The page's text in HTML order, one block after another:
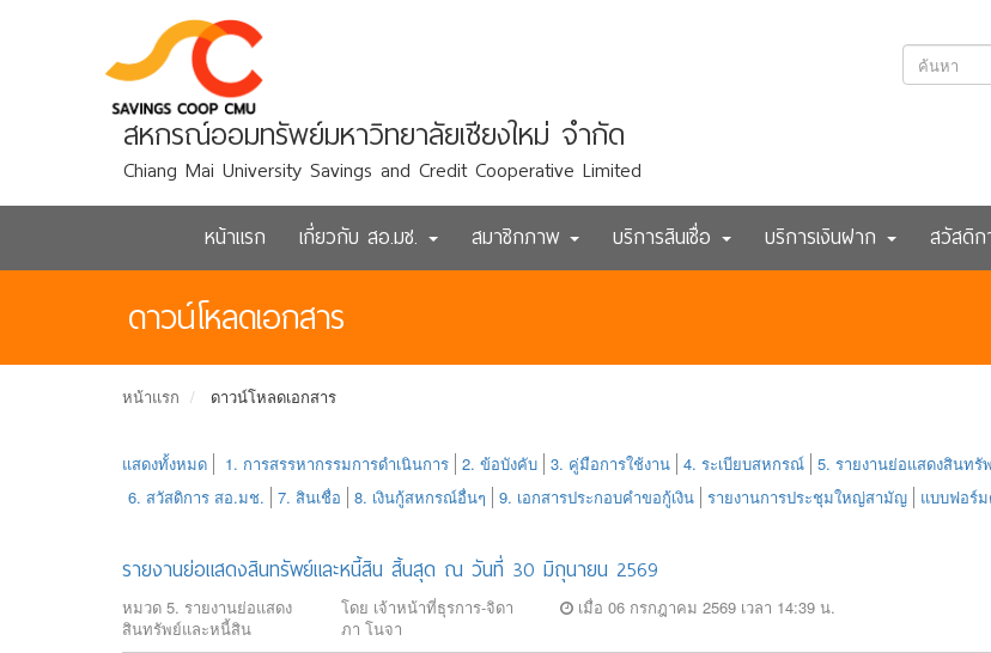
สหกรณ์ออมทรัพย์มหาวิทยาลัยเชียงใหม่ จำกัด
Chiang Mai University Savings and Credit Cooperative Limited
หน้าแรก
เกี่ยวกับ สอ.มช. สมาชิกภาพ บริการสินเชื่อ บริการเงินฝาก สวัสดิก
ดาวน์โหลดเอกสาร
หน้าแรก ดาวน์โหลดเอกสาร
แสดงทั้งหมด 1. การสรรหากรรมการดำเนินการ 2. ข้อบังคับ 3. คู่มือการใช้งาน 4. ระเบียบสหกรณ์ 5. รายงานย่อแสดงสินท
6. สวัสดิการ สอ.มช.
7. สินเชื่อ 8. เงินกู้สหกรณ์อื่นๆ 9. เอกสารประกอบคำขอกู้เงิน รายงานการประชุมใหญ่สามัญ แบบฟอร์ม
รายงานย่อแสดงสินทรัพย์และหนี้สิน สิ้นสุด ณ วันที่ 30 มิถุนายน 2569
หมวด 5. รายงานย่อแสดง
สินทรัพย์และหนี้สิน
โดย เจ้าหน้าที่ธุรการ-จิดา
ภา โนจา
เมื่อ 06 กรกฎาคม 2569 เวลา 14:39 น.